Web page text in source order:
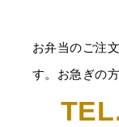
お弁当のご注
す。お急ぎの